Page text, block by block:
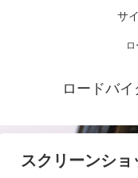
ロードバ
サ
スクリーンショ